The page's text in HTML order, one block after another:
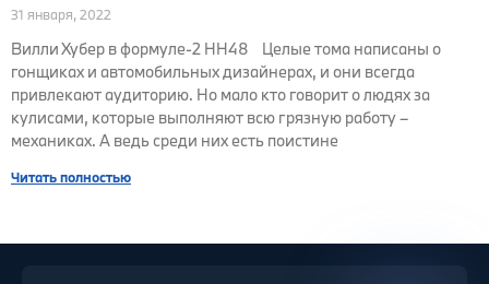
31 января, 2022
Вилли Хубер в формуле-2 HH48 Целые тома написаны о
гонщиках и автомобильных дизайнерах, и они всегда
привлекают аудиторию. Но мало кто говорит о людях за
кулисами, которые выполняют всю грязную работу –
механиках. А ведь среди них есть поистине
Читать полностью